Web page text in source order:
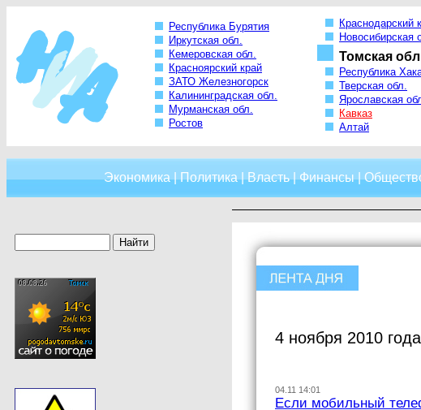
Республика Бурятия
Иркутская обл.
Кемеровская обл.
Красноярский край
ЗАТО Железногорск
Калининградская обл.
Мурманская обл.
Ростов
Краснодарский
Новосибирская
Томская
Республика
Тверская обл.
Ярославская
Кавказ
Алтай
Экономика|Политика|Власть|Финансы|
4 ноября 2010 года
04.11 14:01
Если мобильный